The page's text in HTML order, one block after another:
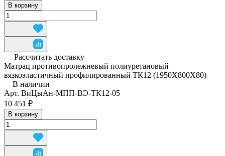
В корзину
Рассчитать доставку
Матрац противопролежневый полиуретановый
вязкоэластичный профилированный ТК12 (1950Х800Х80)
В наличии
Арт. ВиЦыАн-МПП-ВЭ-ТК12-05
10 451 ₽
В корзину